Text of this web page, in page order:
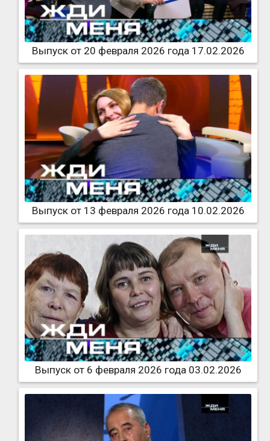
Выпуск от 20 февраля 2026 года 17.02.2026
Выпуск от 13 февраля 2026 года 10.02.2026
Выпуск от 6 февраля 2026 года 03.02.2026